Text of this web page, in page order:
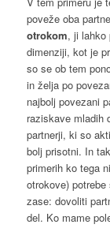
poveže oba
otrokom, ji lahko
dimenziji, kot je
so se ob tem
in želja po
najbolj povezani
raziskave mladih
partnerji, ki so
bolj prisotni. In
primerih ko tega
otrokove)
zase: dovoliti
del. Ko mame